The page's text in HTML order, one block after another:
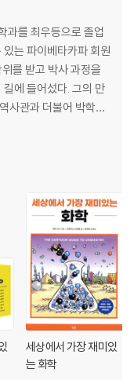
과를 최우등으로 졸업
는 파이베타카파 회원
를 받고 박사 과정을
에 들어섰다. 그의 만
사관과 더불어 박학다
수 있다. 그의 책들은
로 활용될 정도로 지
있는 하비상을 받았
세상에서 가장 재미있
는 화학